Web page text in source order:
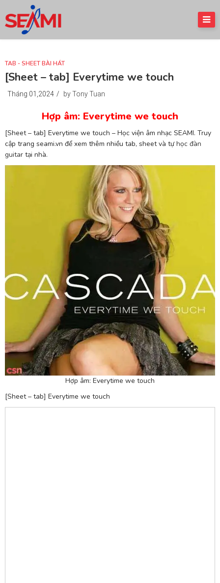
TAB - SHEET BÀI HÁT
[Sheet – tab] Everytime we touch
Tháng 01,2024 / by Tony Tuan
Hợp âm: Everytime we touch
[Sheet – tab] Everytime we touch – Học viện âm nhạc SEAMI. Truy
cập trang seami.vn để xem thêm nhiều tab, sheet và tựhọc đàn
guitar tại nhà.
Hợp âm: Everytime we touch
[Sheet – tab] Everytime we touch